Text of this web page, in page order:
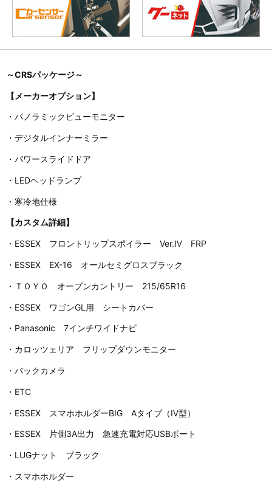
～CRSパッケージ～
【メーカーオプション】
・パノラミックビューモニター
・デジタルインナーミラー
・パワースライドドア
・LEDヘッドランプ
・寒冷地仕様
【カスタム詳細】
・ESSEX フロントリップスポイラー Ver.Ⅳ FRP
・ESSEX EX-16 オールセミグロスブラック
・ＴＯＹＯ オープンカントリー 215/65R16
・ESSEX ワゴンGL用 シートカバー
・Panasonic 7インチワイドナビ
・カロッツェリア フリップダウンモニター
・バックカメラ
・ETC
・ESSEX スマホホルダーBIG Aタイプ（Ⅳ型）
・ESSEX 片側3A出力 急速充電対応USBポート
・LUGナット ブラック
・スマホホルダー